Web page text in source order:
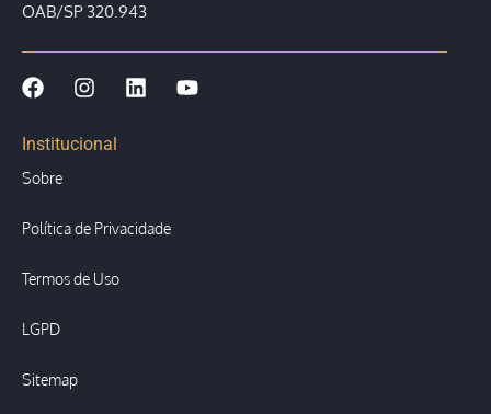
Institucional
Sobre
Política de Privacidade
Termos de Uso
LGPD
Sitemap
OAB/SP 320.943